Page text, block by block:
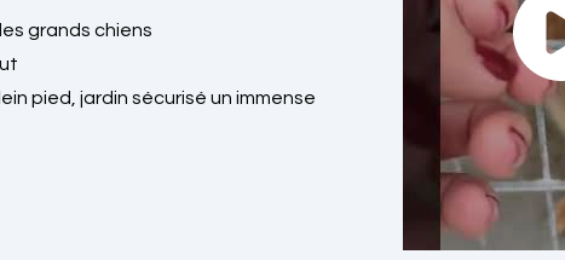
grands chiens
pied, jardin sécurisé un immense